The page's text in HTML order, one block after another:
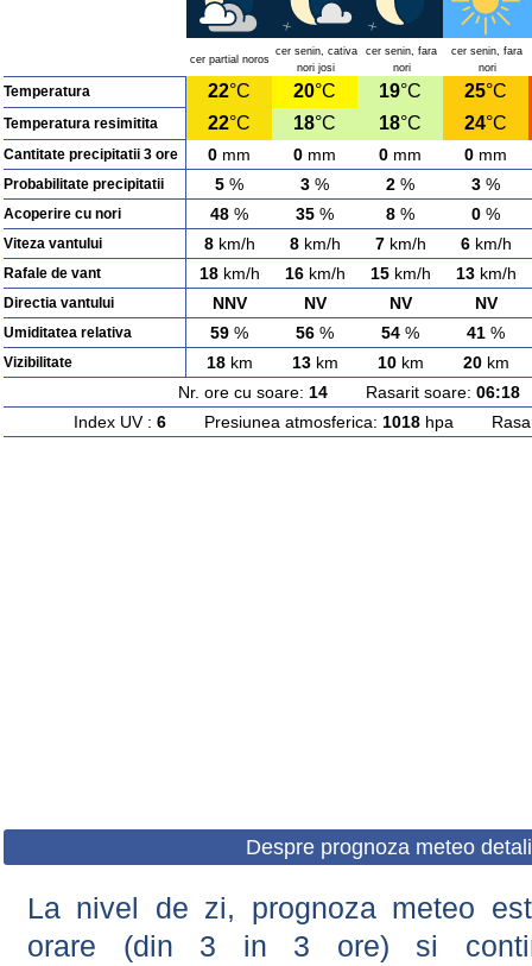
cer partial noros
cer senin, cativa
nori josi
cer senin, fara
nori
cer senin, fara
nori
Temperatura 22°C 20°C 19°C 25°C
Temperatura resimitita 22°C 18°C 18°C 24°C
Cantitate precipitatii 3 ore 0 mm 0 mm 0 mm 0 mm
Probabilitate precipitatii 5 % 3 % 2 % 3 %
Acoperire cu nori 48 % 35 % 8 % 0 %
Viteza vantului 8km/h 8km/h 7km/h 6km/h
Rafale de vant 18km/h 16km/h 15km/h 13km/h
Directia vantului NNV NV NV NV
Umiditatea relativa 59 % 56 % 54 % 41 %
Vizibilitate 18km 13km 10km 20km
Nr. ore cu soare: 14Rasarit soare: 06:18
Index UV : 6Presiunea atmosferica: 1018hpa
Despre prognoza meteo
La nivel de zi, prognoza meteo
orare (din 3 in 3 ore) si